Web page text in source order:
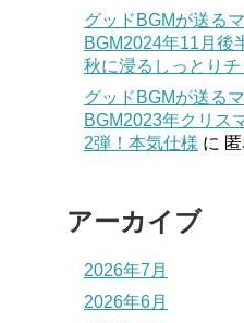
グッドBGMが送る
BGM2024年11月後
秋に浸るしっとりチ
グッドBGMが送る
BGM2023年クリス
2弾！本気仕様 に
アーカイブ
2026年7月
2026年6月